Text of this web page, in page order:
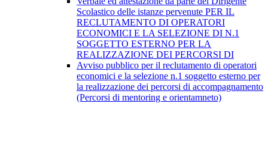
Scolastico delle istanze pervenute PER IL
RECLUTAMENTO DI OPERATORI
ECONOMICI E LA SELEZIONE DI N.1
SOGGETTO ESTERNO PER LA
REALIZZAZIONE DEI PERCORSI DI
Avviso pubblico per il reclutamento di operatori
economici e la selezione n.1 soggetto esterno per
la realizzazione dei percorsi di accompagnamento
(Percorsi di mentoring e orientamneto)